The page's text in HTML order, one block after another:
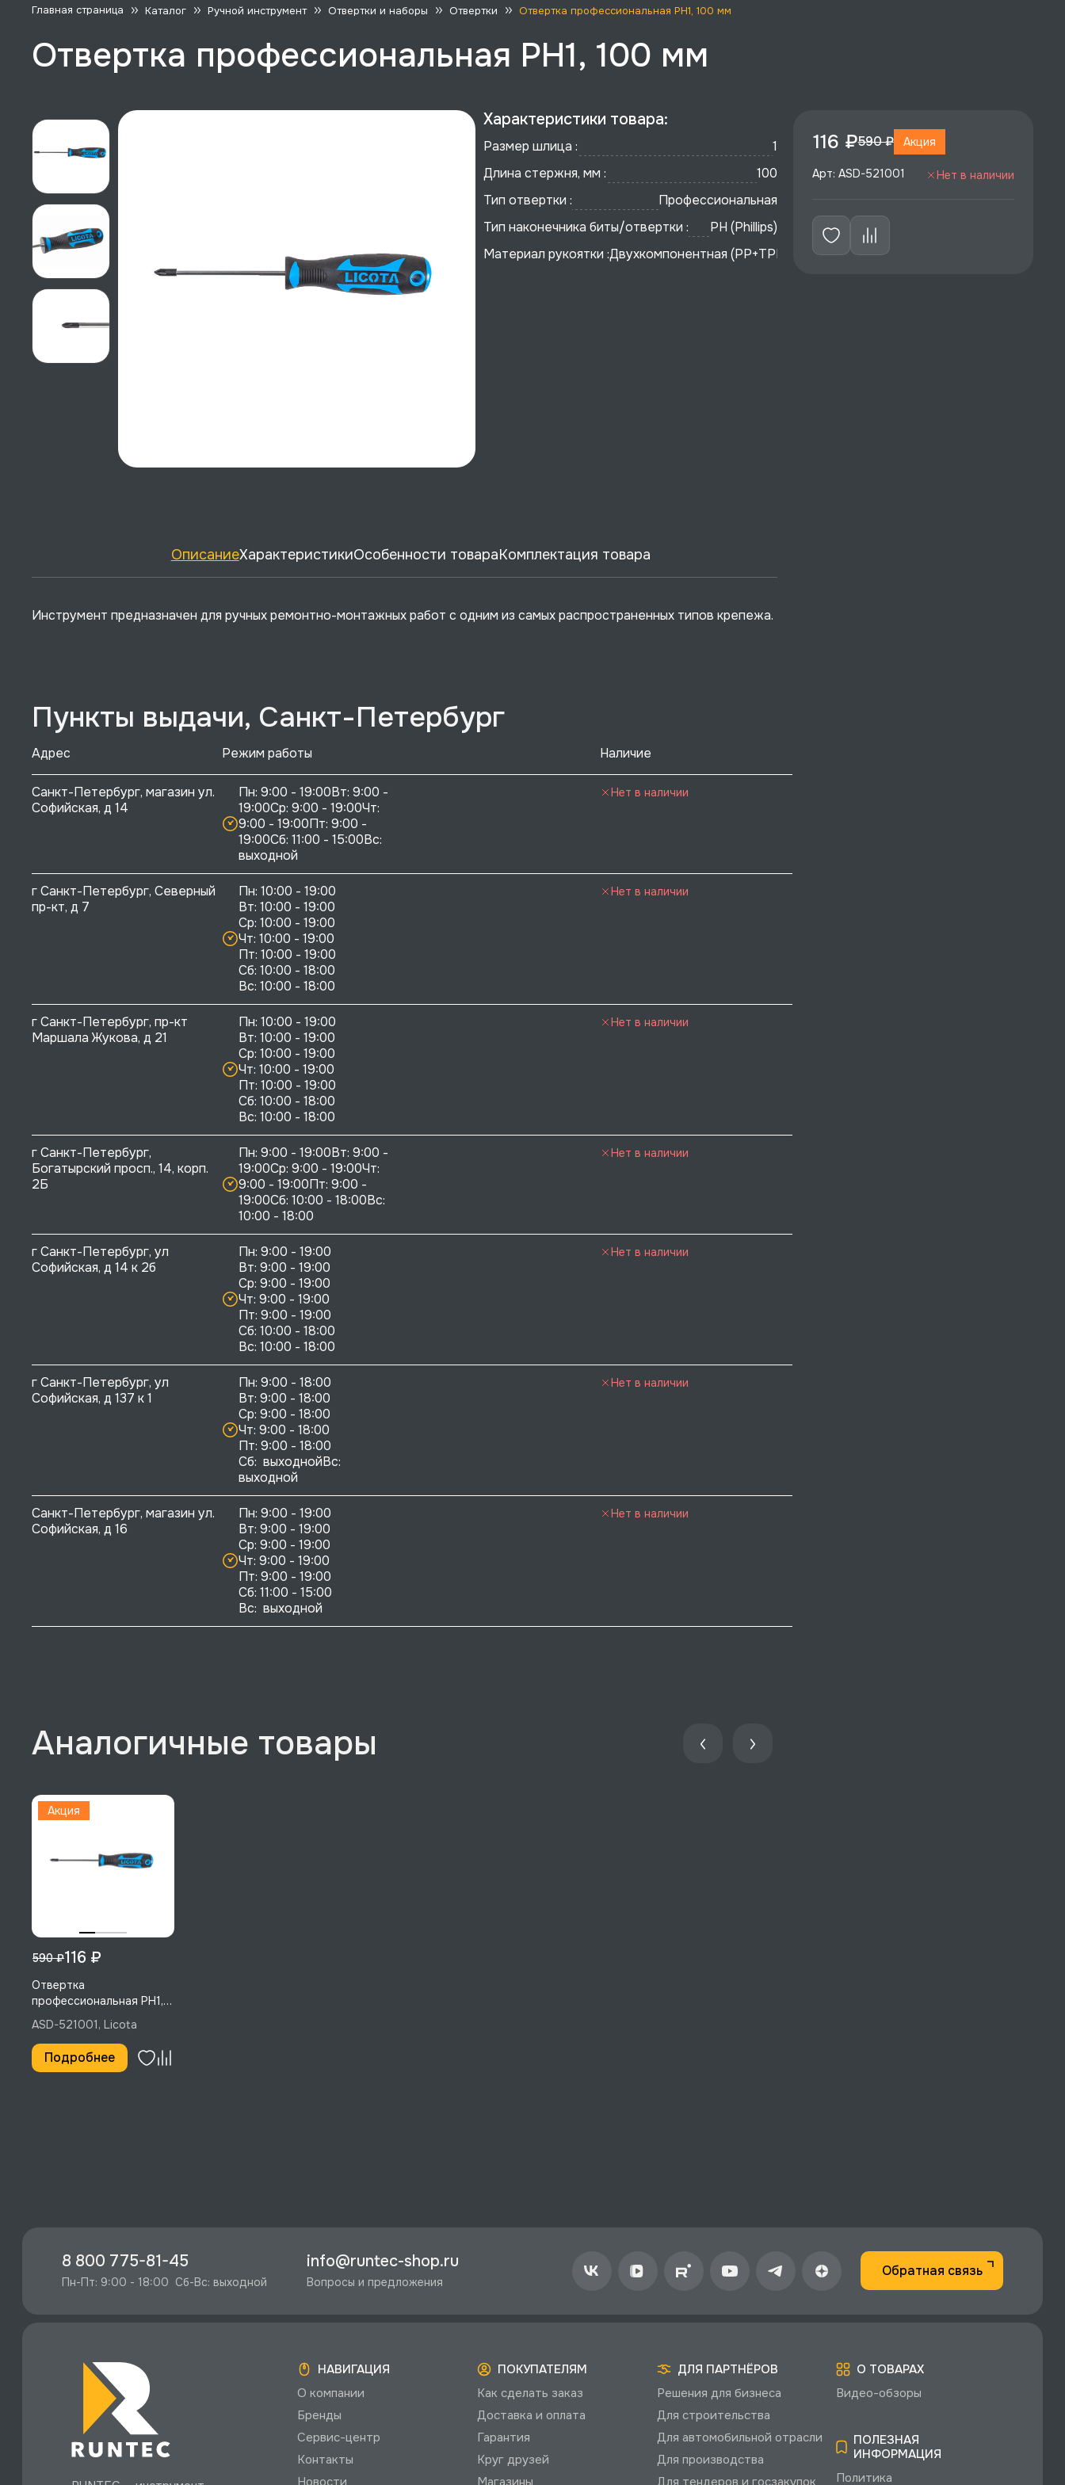
Главная страница Каталог Ручной инструмент Отвертки и наборы Отвертки Отвертка профессиональная PH1, 100 мм
Отвертка профессиональная PH1, 100 мм
Характеристики товара:
Размер шлица :
1
Длина стержня, мм :
100
Тип отвертки :
Профессиональная
Тип наконечника биты/отвертки :
PH (Phillips)
Материал рукоятки :Двухкомпонентная (PP+TPR)
ОписаниеХарактеристикиОсобенности товараКомплектация товара
Инструмент предназначен для ручных ремонтно-монтажных работ с одним из самых распространенных типов крепежа.
Пункты выдачи, Санкт-Петербург
Адрес Режим работы Наличие
Санкт-Петербург, магазин ул.
Софийская, д 14
Пн: 9:00 - 19:00Вт: 9:00 -
19:00Ср: 9:00 - 19:00Чт:
9:00 - 19:00Пт: 9:00 -
19:00Сб: 11:00 - 15:00Вс:
выходной
Нет в наличии
г Санкт-Петербург, Северный
пр-кт, д 7
Пн: 10:00 - 19:00
Вт: 10:00 - 19:00
Ср: 10:00 - 19:00
Чт: 10:00 - 19:00
Пт: 10:00 - 19:00
Сб: 10:00 - 18:00
Нет в наличии
г Санкт-Петербург, пр-кт
Маршала Жукова, д 21
Пн: 10:00 - 19:00
Вт: 10:00 - 19:00
Ср: 10:00 - 19:00
Чт: 10:00 - 19:00
Пт: 10:00 - 19:00
Сб: 10:00 - 18:00
Нет в наличии
г Санкт-Петербург,
Богатырский просп., 14, корп.
2Б
Пн: 9:00 - 19:00Вт: 9:00 -
19:00Ср: 9:00 - 19:00Чт:
9:00 - 19:00Пт: 9:00 -
19:00Сб: 10:00 - 18:00Вс:
10:00 - 18:00
Нет в наличии
г Санкт-Петербург, ул
Софийская, д 14 к 2б
Пн: 9:00 - 19:00
Вт: 9:00 - 19:00
Ср: 9:00 - 19:00
Чт: 9:00 - 19:00
Пт: 9:00 - 19:00
Сб: 10:00 - 18:00
Нет в наличии
г Санкт-Петербург, ул
Софийская, д 137 к 1
Пн: 9:00 - 18:00
Вт: 9:00 - 18:00
Ср: 9:00 - 18:00
Чт: 9:00 - 18:00
Пт: 9:00 - 18:00
Сб:  выходнойВс:
выходной
Нет в наличии
Санкт-Петербург, магазин ул.
Софийская, д 16
Пн: 9:00 - 19:00
Вт: 9:00 - 19:00
Ср: 9:00 - 19:00
Чт: 9:00 - 19:00
Пт: 9:00 - 19:00
Сб: 11:00 - 15:00
Вс:  выходной
Нет в наличии
Аналогичные товары
Акция
590 ₽116 ₽
Отвертка
профессиональная PH1,
100 мм
ASD-521001, Licota
Подробнее
116 ₽590 ₽ Акция
Арт: ASD-521001 Нет в наличии
8 800 775-81-45
Пн-Пт: 9:00 - 18:00  Сб-Вс: выходной
info@runtec-shop.ru
Вопросы и предложения
Обратная связь
НАВИГАЦИЯ
О компании
Бренды
Сервис-центр
Контакты
Новости
ПОКУПАТЕЛЯМ
Как сделать заказ
Доставка и оплата
Гарантия
Круг друзей
Магазины
ДЛЯ ПАРТНЁРОВ
Решения для бизнеса
Для строительства
Для автомобильной отрасли
Для производства
Для тендеров и госзакупок
О ТОВАРАХ
Видео-обзоры
ПОЛЕЗНАЯ
ИНФОРМАЦИЯ
Политика